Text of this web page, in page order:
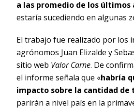
a las promedio de los últimos
estaría sucediendo en algunas
El trabajo fue realizado por los
agrónomos Juan Elizalde y
sitio web Valor Carne. De
el informe señala que «habría
impacto sobre la cantidad de
parirán a nivel país en la